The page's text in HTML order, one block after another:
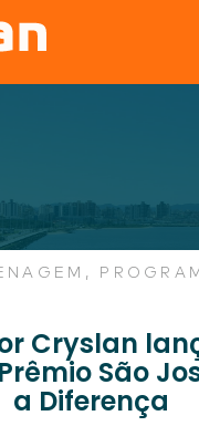
,
Cryslan
São
a Diferença